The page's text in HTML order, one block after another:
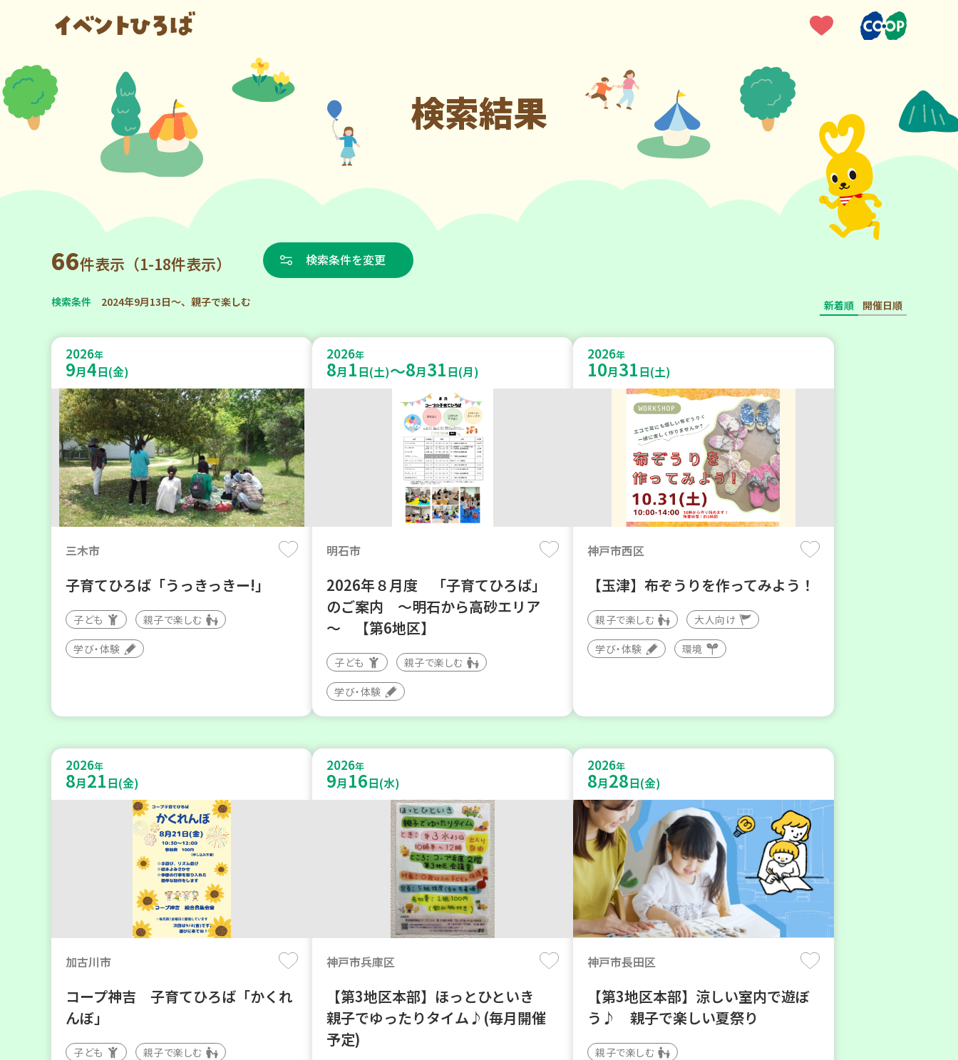
検索結果
66件表示（1-18件表示） 検索条件を変更
検索条件 2024年9月13日～、親子で楽しむ 新着順 開催日順
2026年
9月4日(金)
三木市
子育てひろば「うっきっきー!」
子ども 親子で楽しむ
学び・体験
2026年
8月 1日(土)～8月31日(月)
明石市
2026年８月度 「子育てひろば」
のご案内 ～明石から高砂エリア
～ 【第6地区】
子ども 親子で楽しむ
学び・体験
2026年
10月31日(土)
神戸市西区
【玉津】布ぞうりを作ってみよう！
親子で楽しむ 大人向け
学び・体験 環境
2026年
8月21日(金)
加古川市
コープ神吉 子育てひろば「かくれ
んぼ」
子ども 親子で楽しむ
2026年
9月 16日(水)
神戸市兵庫区
【第3地区本部】ほっとひといき
親子でゆったりタイム♪(毎月開催
予定)
2026年
8月28日(金)
神戸市長田区
【第3地区本部】涼しい室内で遊ぼ
う♪ 親子で楽しい夏祭り
親子で楽しむ